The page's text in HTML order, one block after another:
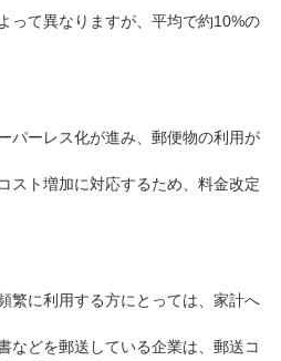
って異なりますが、平均で約10%の
パーレス化が進み、郵便物の利用が
スト増加に対応するため、料金改定
繁に利用する方にとっては、家計へ
などを郵送している企業は、郵送コ